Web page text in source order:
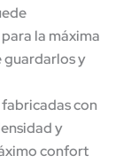
la máxima
guardarlos y
con
y
confort